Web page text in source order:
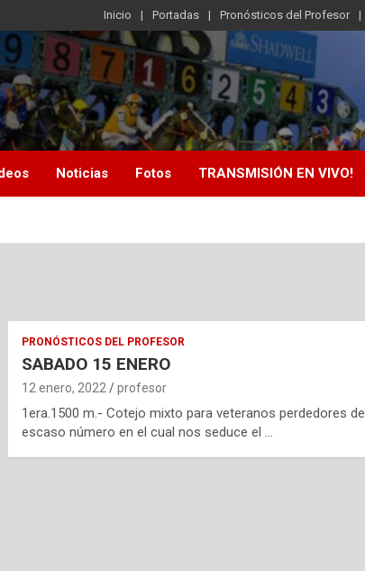
Inicio Portadas Pronósticos del Profesor
Noticias Fotos TRANSMISIÓN EN VIVO!
PRONÓSTICOS DEL PROFESOR
SABADO 15 ENERO
12 enero, 2022 profesor
1era.1500 m.- Cotejo mixto para veteranos perdedores de
escaso número en el cual nos seduce el …